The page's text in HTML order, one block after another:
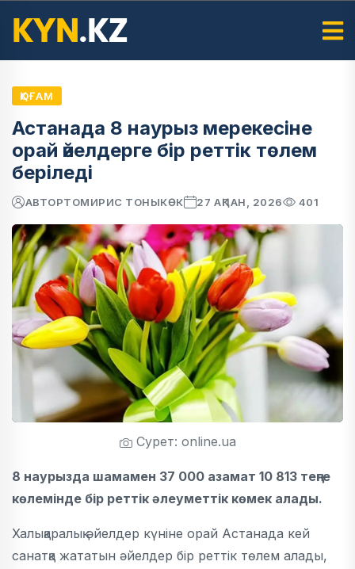
ҚОҒАМ
Астанада 8 наурыз мерекесіне
орай әйелдерге бір реттік төлем
беріледі
АВТОРТОМИРИС ТОНЫКӨК 27 АҚПАН, 2026 401
Сурет: online.ua
8 наурызда шамамен 37 000 азамат 10 813 теңге
көлемінде бір реттік әлеуметтік көмек алады.
Халықаралық әйелдер күніне орай Астанада кей
санатқа жататын әйелдер бір реттік төлем алады,